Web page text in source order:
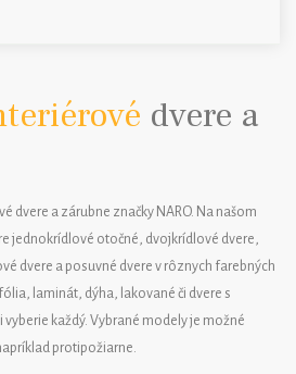
dvere a
dvere a zárubne značky NARO. Na našom
jednokrídlové otočné, dvojkrídlové dvere,
dvere a posuvné dvere v rôznych farebných
laminát, dýha, lakované či dvere s
každý. Vybrané modely je možné
protipožiarne.